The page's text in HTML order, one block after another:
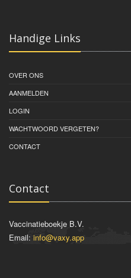
Handige Links
OVER ONS
AANMELDEN
LOGIN
WACHTWOORD VERGETEN?
CONTACT
Contact
Vaccinatieboekje B.V.
Email: info@vaxy.app